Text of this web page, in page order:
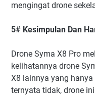
mengingat drone
5# Kesimpulan Dan
Drone Syma X8 Pro
kelihatannya drone
X8 lainnya yang
ternyata tidak, drone